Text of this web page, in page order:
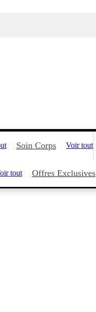
Soin Corps Voir tout
tout Offres Exclusives